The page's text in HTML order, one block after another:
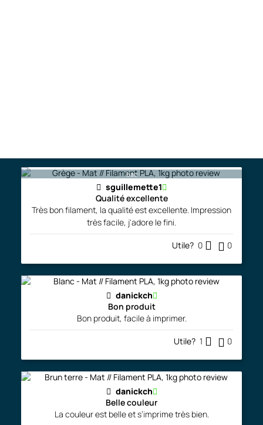
bac
sguillemette1
Qualité excellente
Très bon filament, la qualité est excellente. Impression
très facile, j'adore le fini.
Utile? 0 0
danickch
Bon produit
Bon produit, facile à imprimer.
Utile? 1 0
danickch
Belle couleur
La couleur est belle et s’imprime très bien.